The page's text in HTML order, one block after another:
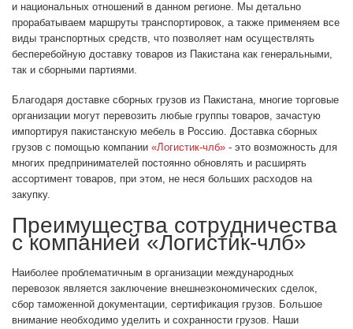
и национальных отношений в данном регионе. Мы детально
прорабатываем маршруты транспортировок, а также применяем все
виды транспортных средств, что позволяет нам осуществлять
бесперебойную доставку товаров из Пакистана как генеральными,
так и сборными партиями.
Благодаря доставке сборных грузов из Пакистана, многие торговые
организации могут перевозить любые группы товаров, зачастую
импортируя пакистанскую мебель в Россию. Доставка сборных
грузов с помощью компании «Логистик-члб» - это возможность для
многих предпринимателей постоянно обновлять и расширять
ассортимент товаров, при этом, не неся больших расходов на
закупку.
Преимущества сотрудничества
с компанией «Логистик-члб»
Наиболее проблематичным в организации международных
перевозок является заключение внешнеэкономических сделок,
сбор таможенной документации, сертификация грузов. Большое
внимание необходимо уделить и сохранности грузов. Наши